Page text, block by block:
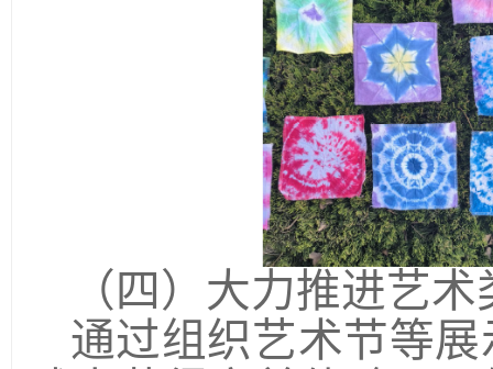
（四）大力推进艺
通过组织艺术节等